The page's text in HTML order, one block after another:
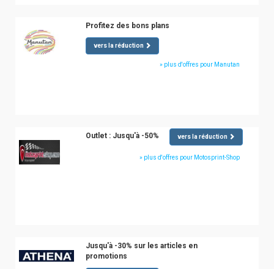
Profitez des bons plans
vers la réduction
» plus d'offres pour Manutan
Outlet : Jusqu'à -50% vers la réduction
» plus d'offres pour Motosprint-Shop
Jusqu'à -30% sur les articles en
promotions